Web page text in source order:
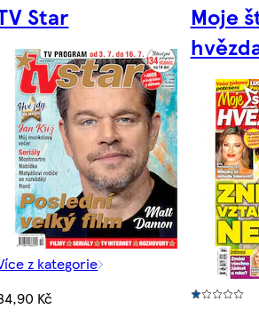
Star
z kategorie
Kč
Moje